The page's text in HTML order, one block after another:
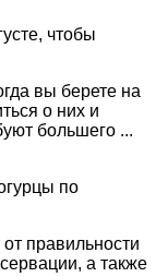
чтобы
вы берете на
о них и
большего ...
по
правильности
а также